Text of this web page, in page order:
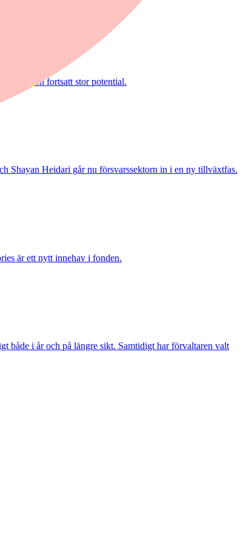
fortsatt stor potential.
Shayan Heidari går nu försvarssektorn in i en ny tillväxtfas.
är ett nytt innehav i fonden.
både i år och på längre sikt. Samtidigt har förvaltaren valt